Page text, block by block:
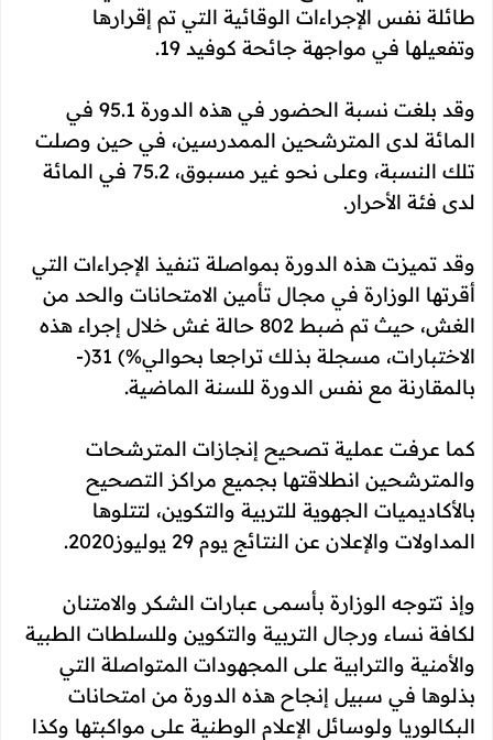
طائلة نفس الإجراءات الوقائية التي تم إقرارها
وتفعيلها في مواجهة جائحة كوفيد 19.
وقد بلغت نسبة الحضور في هذه الدورة 95.1 في
المائة لدى المترشحين الممدرسين، في حين وصلت
تلك النسبة، وعلى نحو غير مسبوق، 75.2 في المائة
لدى فئة الأحرار.
وقد تميزت هذه الدورة بمواصلة تنفيذ الإجراءات التي
أقرتها الوزارة في مجال تأمين الامتحانات والحد من
الغش، حيث تم ضبط 802 حالة غش خلال إجراء هذه
الاختبارات، مسجلة بذلك تراجعا بحوالي%) 31(-
بالمقارنة مع نفس الدورة للسنة الماضية.
كما عرفت عملية تصحيح إنجازات المترشحات
والمترشحين انطلاقتها بجميع مراكز التصحيح
بالأكاديميات الجهوية للتربية والتكوين، لتتلوها
المداولات والإعلان عن النتائج يوم 29 يوليوز2020.
وإذ تتوجه الوزارة بأسمى عبارات الشكر والامتنان
لكافة نساء ورجال التربية والتكوين وللسلطات الطبية
والأمنية والترابية على المجهودات المتواصلة التي
بذلوها في سبيل إنجاح هذه الدورة من امتحانات
البكالوريا ولوسائل الإعلام الوطنية على مواكبتها وكذا